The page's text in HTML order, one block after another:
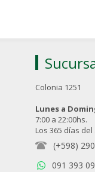
Colonia 1251
Lunes a
7:00 a 22:00hs.
Los 365 días
(+598)
091 393